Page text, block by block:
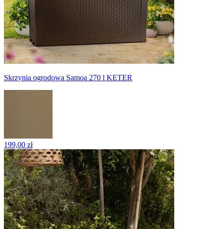
Skrzynia ogrodowa Samoa 270 l KETER
199,00 zł